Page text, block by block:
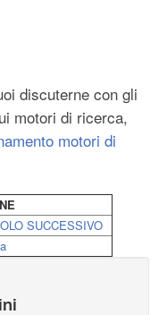
discuterne con gli
motori di ricerca,
motori di
SUCCESSIVO